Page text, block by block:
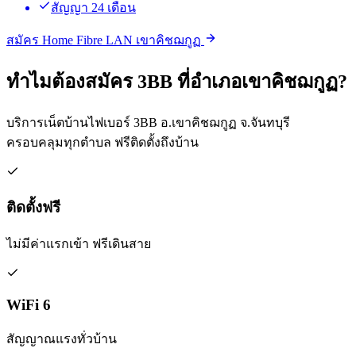
สัญญา 24 เดือน
สมัคร Home Fibre LAN เขาคิชฌกูฏ
ทำไมต้องสมัคร 3BB ที่อำเภอเขาคิชฌกูฏ?
บริการเน็ตบ้านไฟเบอร์ 3BB อ.เขาคิชฌกูฏ จ.จันทบุรี
ครอบคลุมทุกตำบล ฟรีติดตั้งถึงบ้าน
ติดตั้งฟรี
ไม่มีค่าแรกเข้า ฟรีเดินสาย
WiFi 6
สัญญาณแรงทั่วบ้าน